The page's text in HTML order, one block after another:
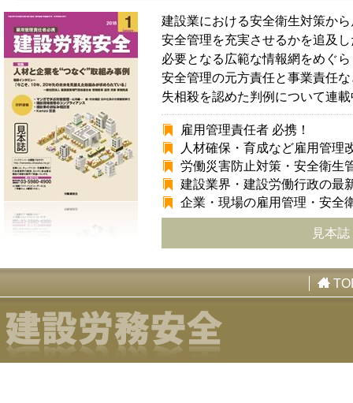
建設業における安全衛生対策か
安全管理を充実させるかを追及
必要となる広範な情報網をめぐ
安全管理の元方責任と事業責任
失相殺を認めた判例について連
雇用管理責任者 必携！
人材確保・育成など雇用管理
労働災害防止対策・安全衛生
建設業界・建設労働行政の最
企業・現場の雇用管理・安全
見本